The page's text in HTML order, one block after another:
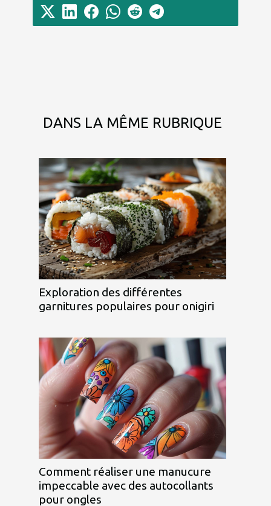
DANS LA MÊME RUBRIQUE
Exploration des différentes
garnitures populaires pour onigiri
Comment réaliser une manucure
impeccable avec des autocollants
pour ongles